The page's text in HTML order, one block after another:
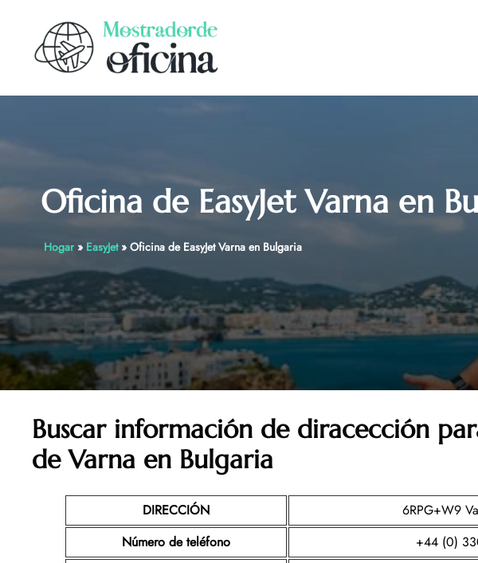
content
Oficina de EasyJet Varna en
Hogar» EasyJet» Oficina de EasyJet Varna en Bulgaria
Buscar información de diracección
de Varna en Bulgaria
DIRECCIÓN
6RPG+W9
Número de teléfono
+44 (0)